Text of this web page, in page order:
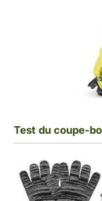
Test du coupe-